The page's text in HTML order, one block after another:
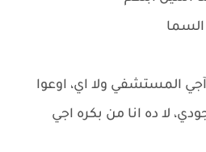
المستشفي ولا اي، اوعوا
لا ده انا من بكره اجي